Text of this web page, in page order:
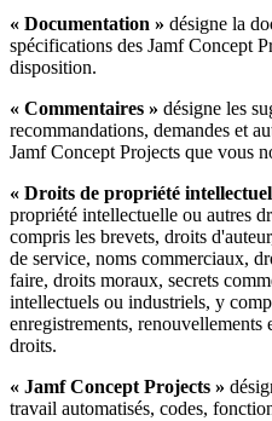
« Documentation » désigne la
spécifications des Jamf Concept
disposition.
« Commentaires » désigne les
recommandations, demandes et
Jamf Concept Projects que vous
« Droits de propriété
propriété intellectuelle ou autres
compris les brevets, droits
de service, noms commerciaux,
faire, droits moraux, secrets
intellectuels ou industriels, y
enregistrements, renouvellements
droits.
« Jamf Concept Projects »
travail automatisés, codes,